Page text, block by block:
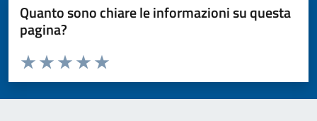
Quanto sono chiare le informazioni su questa
pagina?
Valuta da 1 a 5 stelle la pagina
Valuta 5 stelle su 5
Valuta 4 stelle su 5
Valuta 3 stelle su 5
Valuta 2 stelle su 5
Valuta 1 stelle su 5